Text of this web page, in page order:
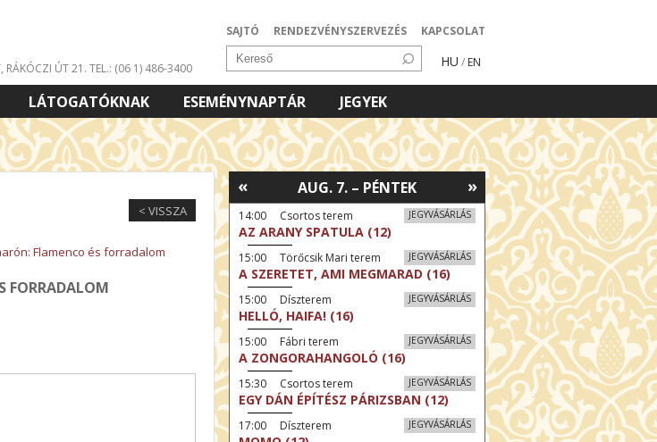
SAJTÓ RENDEZVÉNYSZERVEZÉS KAPCSOLAT
HU / EN
RÁKÓCZI ÚT 21. TEL.: (06 1) 486-3400
LÁTOGATÓKNAK ESEMÉNYNAPTÁR
JEGYEK
< VISSZA
Flamenco és forradalom
FORRADALOM
»
AUG. 7. – PÉNTEK
«
JEGYVÁSÁRLÁS
14:00 Csortos terem
AZ ARANY SPATULA (12)
JEGYVÁSÁRLÁS
15:00 Törőcsik Mari terem
A SZERETET, AMI MEGMARAD (16)
JEGYVÁSÁRLÁS
15:00 Díszterem
HELLÓ, HAIFA! (16)
JEGYVÁSÁRLÁS
15:00 Fábri terem
A ZONGORAHANGOLÓ (16)
JEGYVÁSÁRLÁS
15:30 Csortos terem
EGY DÁN ÉPÍTÉSZ PÁRIZSBAN (12)
JEGYVÁSÁRLÁS
17:00 Díszterem